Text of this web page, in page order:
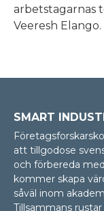
arbetstagarnas
Veeresh Elango.
SMART
att tillgodose
och förbereda
kommer skapa
såväl inom
Tillsammans